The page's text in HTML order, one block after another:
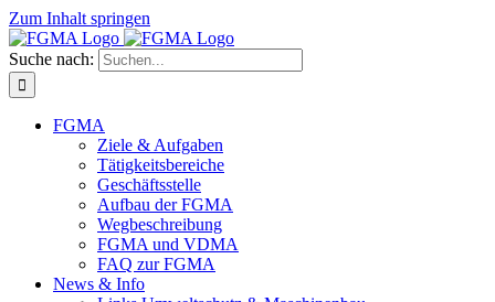
Zum Inhalt springen
Suche nach:
FGMA
Ziele & Aufgaben
Tätigkeitsbereiche
Geschäftsstelle
Aufbau der FGMA
Wegbeschreibung
FGMA und VDMA
FAQ zur FGMA
News & Info